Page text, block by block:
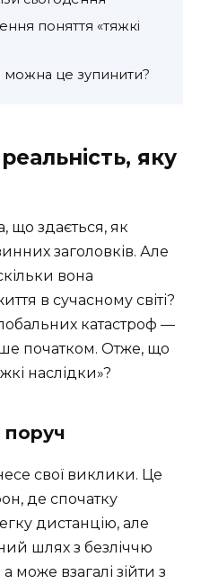
поняття «тяжкі
можна це зупинити?
яку
що здається, як
заголовків. Але
вона
в сучасному світі?
катастроф —
початком. Отже, що
наслідки»?
поруч
свої виклики. Це
де спочатку
дистанцію, але
шлях з безліччю
може взагалі зійти з